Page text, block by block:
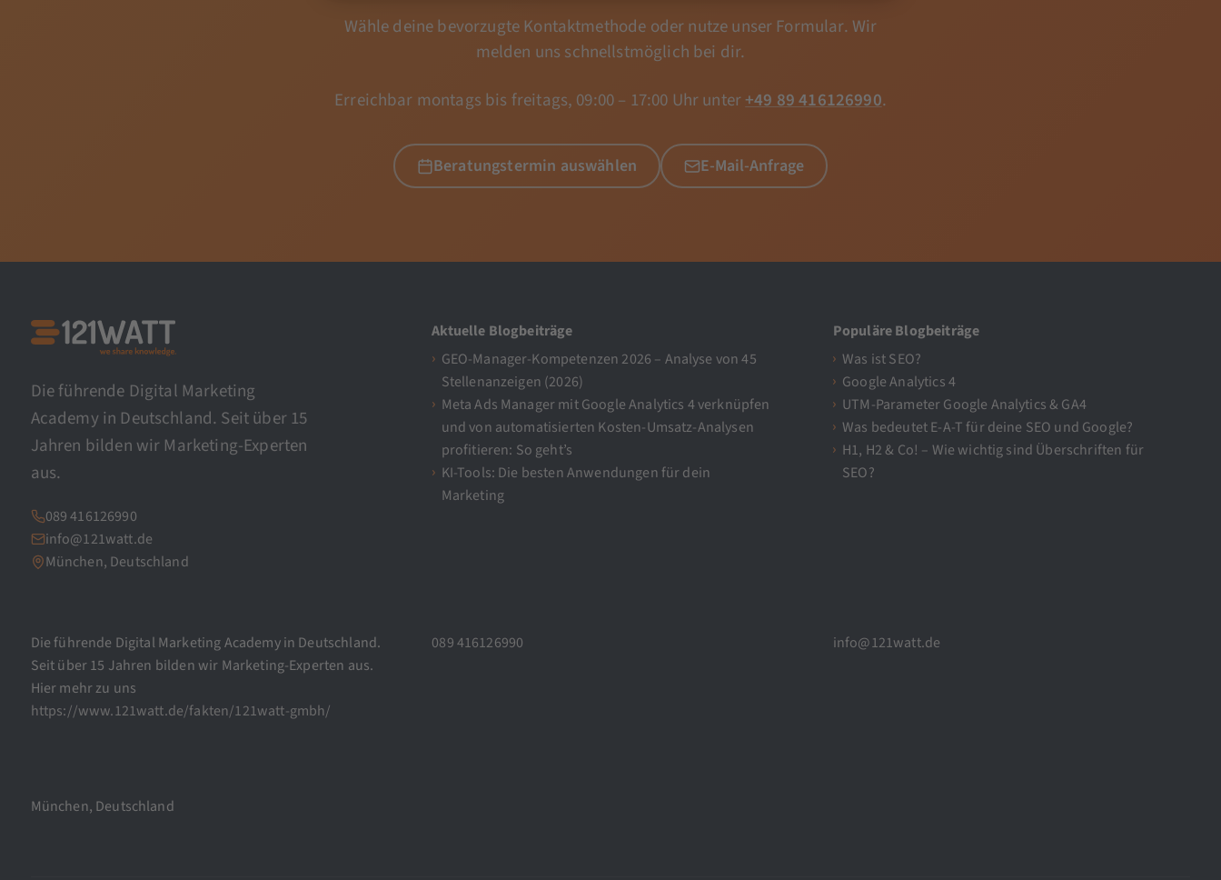
Wähle deine bevorzugte Kontaktmethode oder nutze unser Formular. Wir
melden uns schnellstmöglich bei dir.
Erreichbar montags bis freitags, 09:00 – 17:00 Uhr unter+49 89 416126990.
Beratungstermin auswählen E-Mail-Anfrage
Die führende Digital Marketing
Academy in Deutschland. Seit über 15
Jahren bilden wir Marketing-Experten
aus.
089 416126990
info@121watt.de
München, Deutschland
Aktuelle Blogbeiträge
GEO-Manager-Kompetenzen 2026 – Analyse von 45
Stellenanzeigen (2026)
Meta Ads Manager mit Google Analytics 4 verknüpfen
und von automatisierten Kosten-Umsatz-Analysen
profitieren: So geht’s
KI-Tools: Die besten Anwendungen für dein
Marketing
Populäre Blogbeiträge
Was ist SEO?
Google Analytics 4
UTM-Parameter Google Analytics & GA4
Was bedeutet E-A-T für deine SEO und Google?
H1, H2 & Co! – Wie wichtig sind Überschriften für
SEO?
Die führende Digital Marketing Academy in Deutschland.
Seit über 15 Jahren bilden wir Marketing-Experten aus.
Hier mehr zu uns
https://www.121watt.de/fakten/121watt-gmbh/
089 416126990 info@121watt.de
München, Deutschland